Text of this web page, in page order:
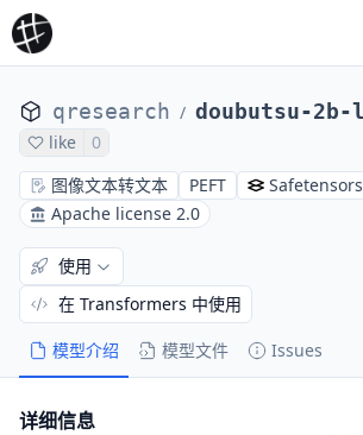
qresearch /
like
0
图像文本转文本
PEFT Safetensors
Apache license 2.0
模型介绍 模型文件 Issues
使用
在 Transformers 中使用
详细信息